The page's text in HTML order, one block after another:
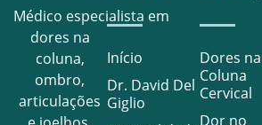
Médico especialista em
dores na
coluna,
ombro,
articulações
Início
Dr. David Del
Giglio
Dores na
Coluna
Cervical
Dor no